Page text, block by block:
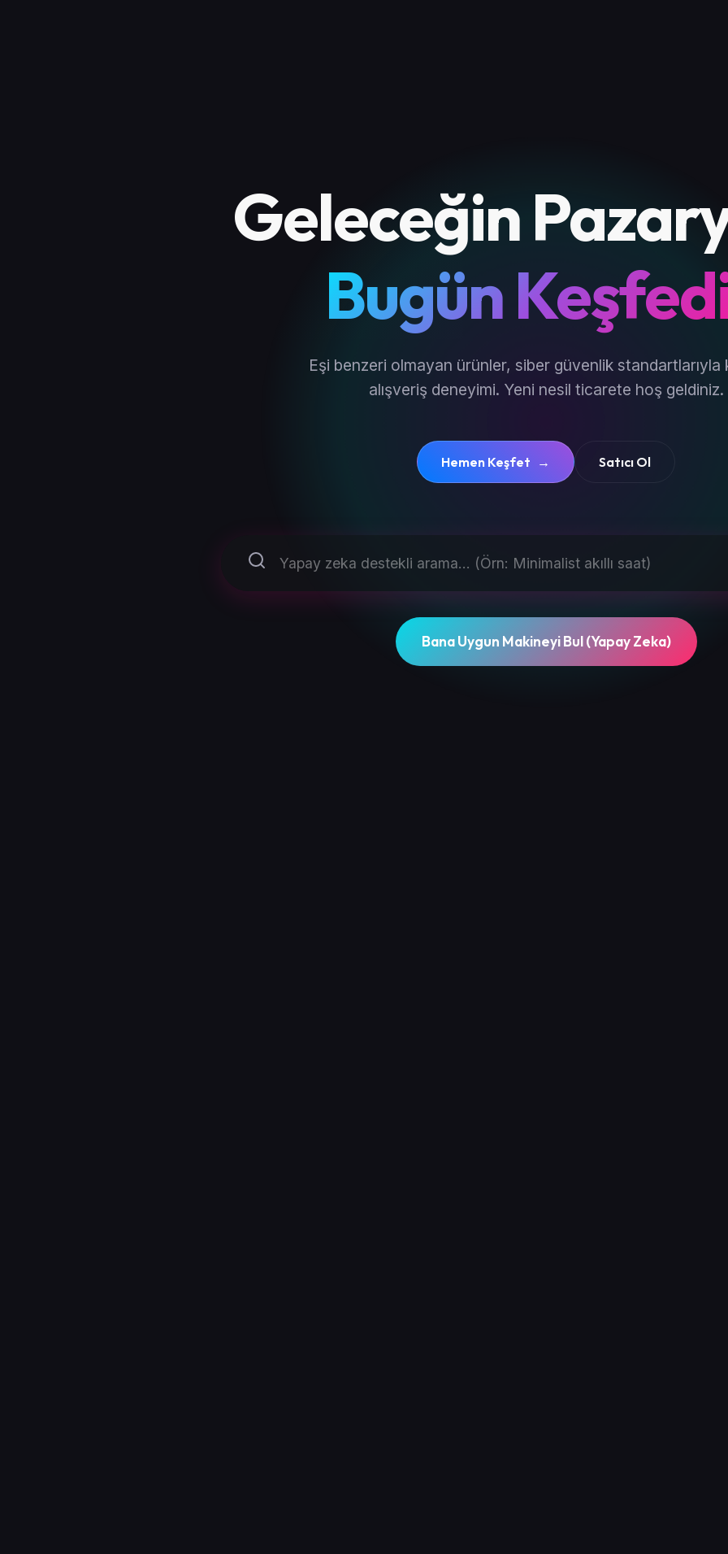
Geleceğin
Bugün
Eşi benzeri olmayan ürünler, siber güvenlik standartlarıyla
alışveriş deneyimi. Yeni nesil ticarete hoş geldiniz.
Hemen Keşfet → Satıcı Ol
Bana Uygun Makineyi Bul (Yapay Zeka)